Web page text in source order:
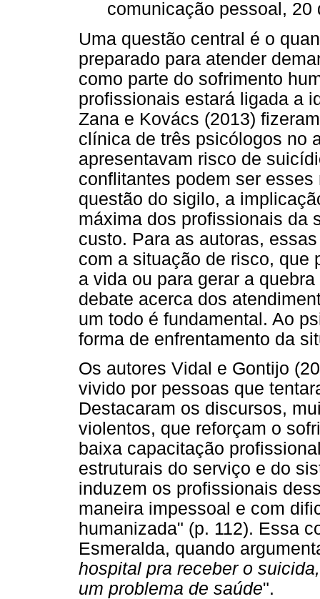
comunicação pessoal, 20
Uma questão central é o
preparado para atender
como parte do sofrimento
profissionais estará ligada a
Zana e Kovács (2013)
clínica de três psicólogos no
apresentavam risco de
conflitantes podem ser
questão do sigilo, a
máxima dos profissionais da
custo. Para as autoras,
com a situação de risco, que
a vida ou para gerar a
debate acerca dos
um todo é fundamental. Ao
forma de enfrentamento da
Os autores Vidal e Gontijo
vivido por pessoas que
Destacaram os discursos,
violentos, que reforçam o
baixa capacitação
estruturais do serviço e do
induzem os profissionais
maneira impessoal e com
humanizada" (p. 112). Essa
Esmeralda, quando
hospital pra receber o
um problema de saúde".